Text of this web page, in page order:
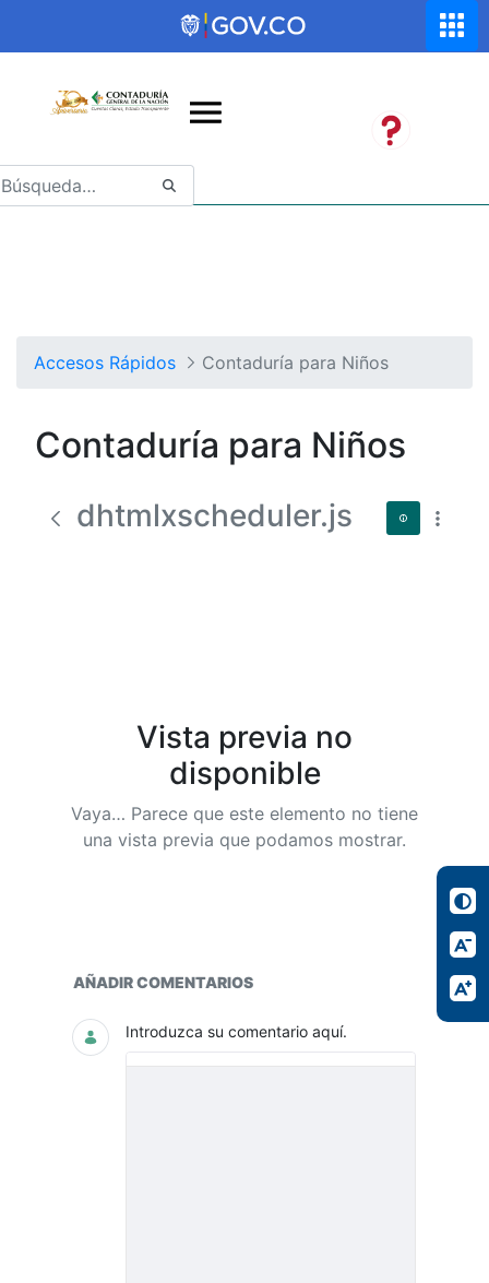
Saltar al contenido principal
Abrir menú de accesibilidad
Accesos Rápidos Contaduría para Niños
Contaduría para Niños
dhtmlxscheduler.js
Vista previa no
disponible
Vaya… Parece que este elemento no tiene
una vista previa que podamos mostrar.
Contaduría para Niños
AÑADIR COMENTARIOS
Introduzca su comentario aquí.